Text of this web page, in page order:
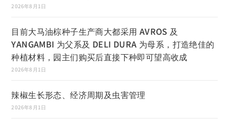
2026年8月1日
目前大马油棕种子生产商大都采用 AVROS 及
YANGAMBI 为父系及 DELI DURA 为母系，打造绝佳的
种植材料，园主们购买后直接下种即可望高收成
2026年8月1日
辣椒生长形态、经济周期及虫害管理
2026年8月1日